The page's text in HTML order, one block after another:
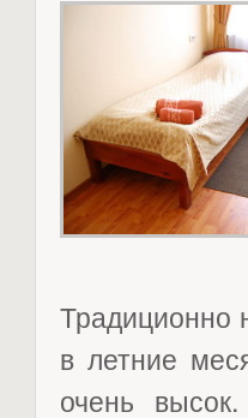
Традиционно
в летние
очень